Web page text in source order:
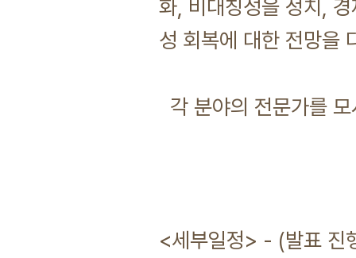
화, 비대칭성을 정치,
성 회복에 대한 전망을
각 분야의 전문가를
<세부일정> - (발표 진